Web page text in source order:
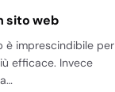
sito web
è imprescindibile per
efficace. Invece